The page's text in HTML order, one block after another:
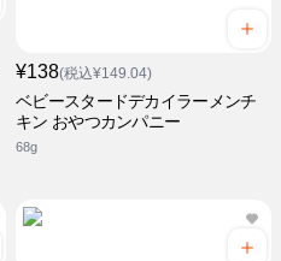
¥138(税込¥149.04)
ベビースタードデカイラーメンチ
キン おやつカンパニー
68g